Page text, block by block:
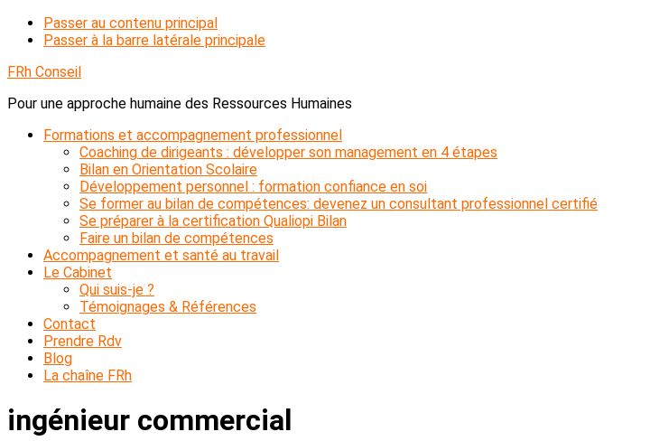
Passer au contenu principal
Passer à la barre latérale principale
FRh Conseil
Pour une approche humaine des Ressources Humaines
Formations et accompagnement professionnel
Coaching de dirigeants : développer son management en 4 étapes
Bilan en Orientation Scolaire
Développement personnel : formation confiance en soi
Se former au bilan de compétences: devenez un consultant professionnel certifié
Se préparer à la certification Qualiopi Bilan
Faire un bilan de compétences
Accompagnement et santé au travail
Le Cabinet
Qui suis-je ?
Témoignages & Références
Contact
Prendre Rdv
Blog
La chaîne FRh
ingénieur commercial